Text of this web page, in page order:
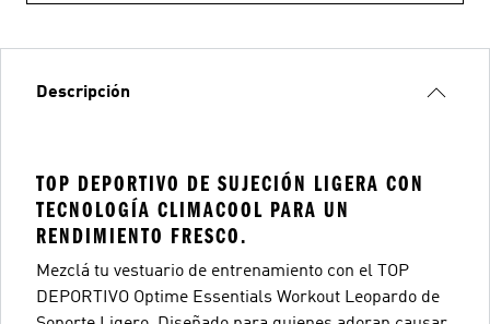
Descripción
TOP DEPORTIVO DE SUJECIÓN LIGERA CON
TECNOLOGÍA CLIMACOOL PARA UN
RENDIMIENTO FRESCO.
Mezclá tu vestuario de entrenamiento con el TOP
DEPORTIVO Optime Essentials Workout Leopardo de